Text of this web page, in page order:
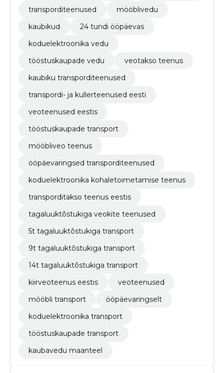
transporditeenused
mööblivedu
kaubikud
24 tundi ööpäevas
koduelektroonika vedu
tööstuskaupade vedu
veotakso teenus
kaubiku transporditeenused
transpordi- ja kullerteenused eesti
veoteenused eestis
tööstuskaupade transport
mööbliveo teenus
ööpäevaringsed transporditeenused
koduelektroonika kohaletoimetamise teenus
transporditakso teenus eestis
tagaluuktõstukiga veokite teenused
5t tagaluuktõstukiga transport
9t tagaluuktõstukiga transport
14t tagaluuktõstukiga transport
kiirveoteenus eestis
veoteenused
mööbli transport
ööpäevaringselt
koduelektroonika transport
tööstuskaupade transport
kaubavedu maanteel